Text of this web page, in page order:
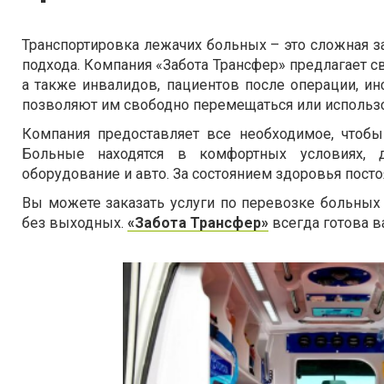
Транспортировка лежачих больных – это сложная
подхода. Компания «Забота Трансфер» предлагает
а также инвалидов, пациентов после операции,
позволяют им свободно перемещаться или
Компания предоставляет все необходимое,
Больные находятся в комфортных условиях,
оборудование и авто. За состоянием здоровья
Вы можете заказать услуги по перевозке
без выходных. «Забота Трансфер» всегда готова